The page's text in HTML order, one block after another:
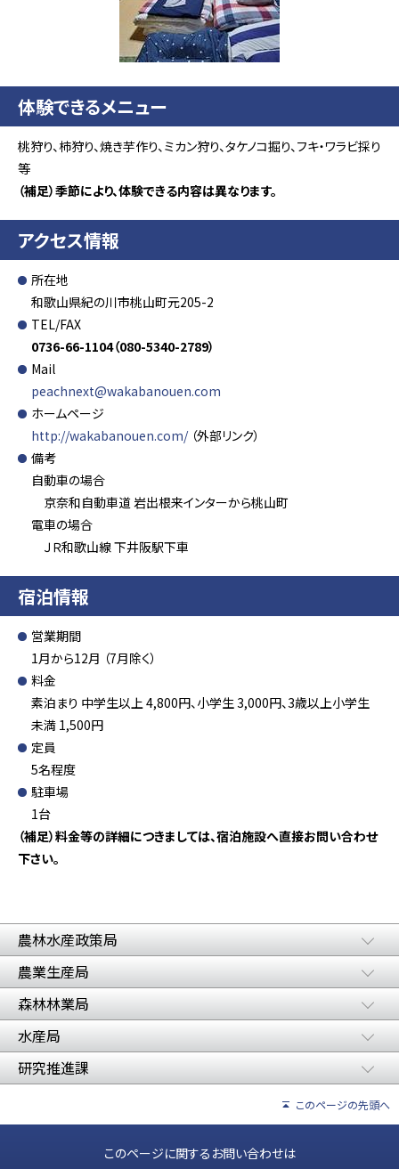
体験できるメニュー
桃狩り、柿狩り、焼き芋作り、ミカン狩り、タケノコ掘り、フキ・ワラビ採り
等
（補足）季節により、体験できる内容は異なります。
アクセス情報
所在地
和歌山県紀の川市桃山町元205-2
TEL/FAX
0736-66-1104（080-5340-2789）
Mail
peachnext@wakabanouen.com
ホームページ
http://wakabanouen.com/（外部リンク）
備考
自動車の場合
京奈和自動車道 岩出根来インターから桃山町
電車の場合
ＪＲ和歌山線 下井阪駅下車
宿泊情報
営業期間
1月から12月 （7月除く）
料金
素泊まり 中学生以上 4,800円、小学生 3,000円、3歳以上小学生
未満 1,500円
定員
5名程度
駐車場
1台
（補足）料金等の詳細につきましては、宿泊施設へ直接お問い合わせ
下さい。
農林水産政策局
農業生産局
森林林業局
水産局
研究推進課
このページの先頭へ
このページに関するお問い合わせは